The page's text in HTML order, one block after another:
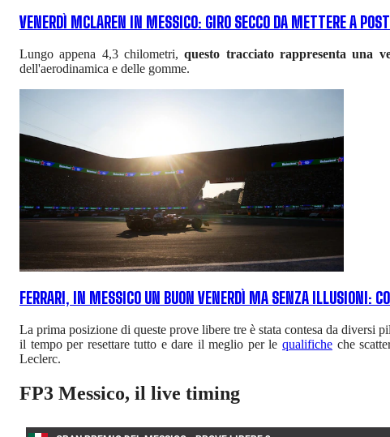
VENERDÌ MCLAREN IN MESSICO: GIRO SECCO DA METTERE A
Lungo appena 4,3 chilometri,questo tracciato rappresenta una
dell'aerodinamica e delle gomme.
FERRARI, IN MESSICO UN BUON VENERDÌ MA SENZA ILLUSIONI:
La prima posizione di queste prove libere tre è stata contesa da diversi
il tempo per resettare tutto e dare il meglio per le qualifiche che
Leclerc.
FP3 Messico, il live timing